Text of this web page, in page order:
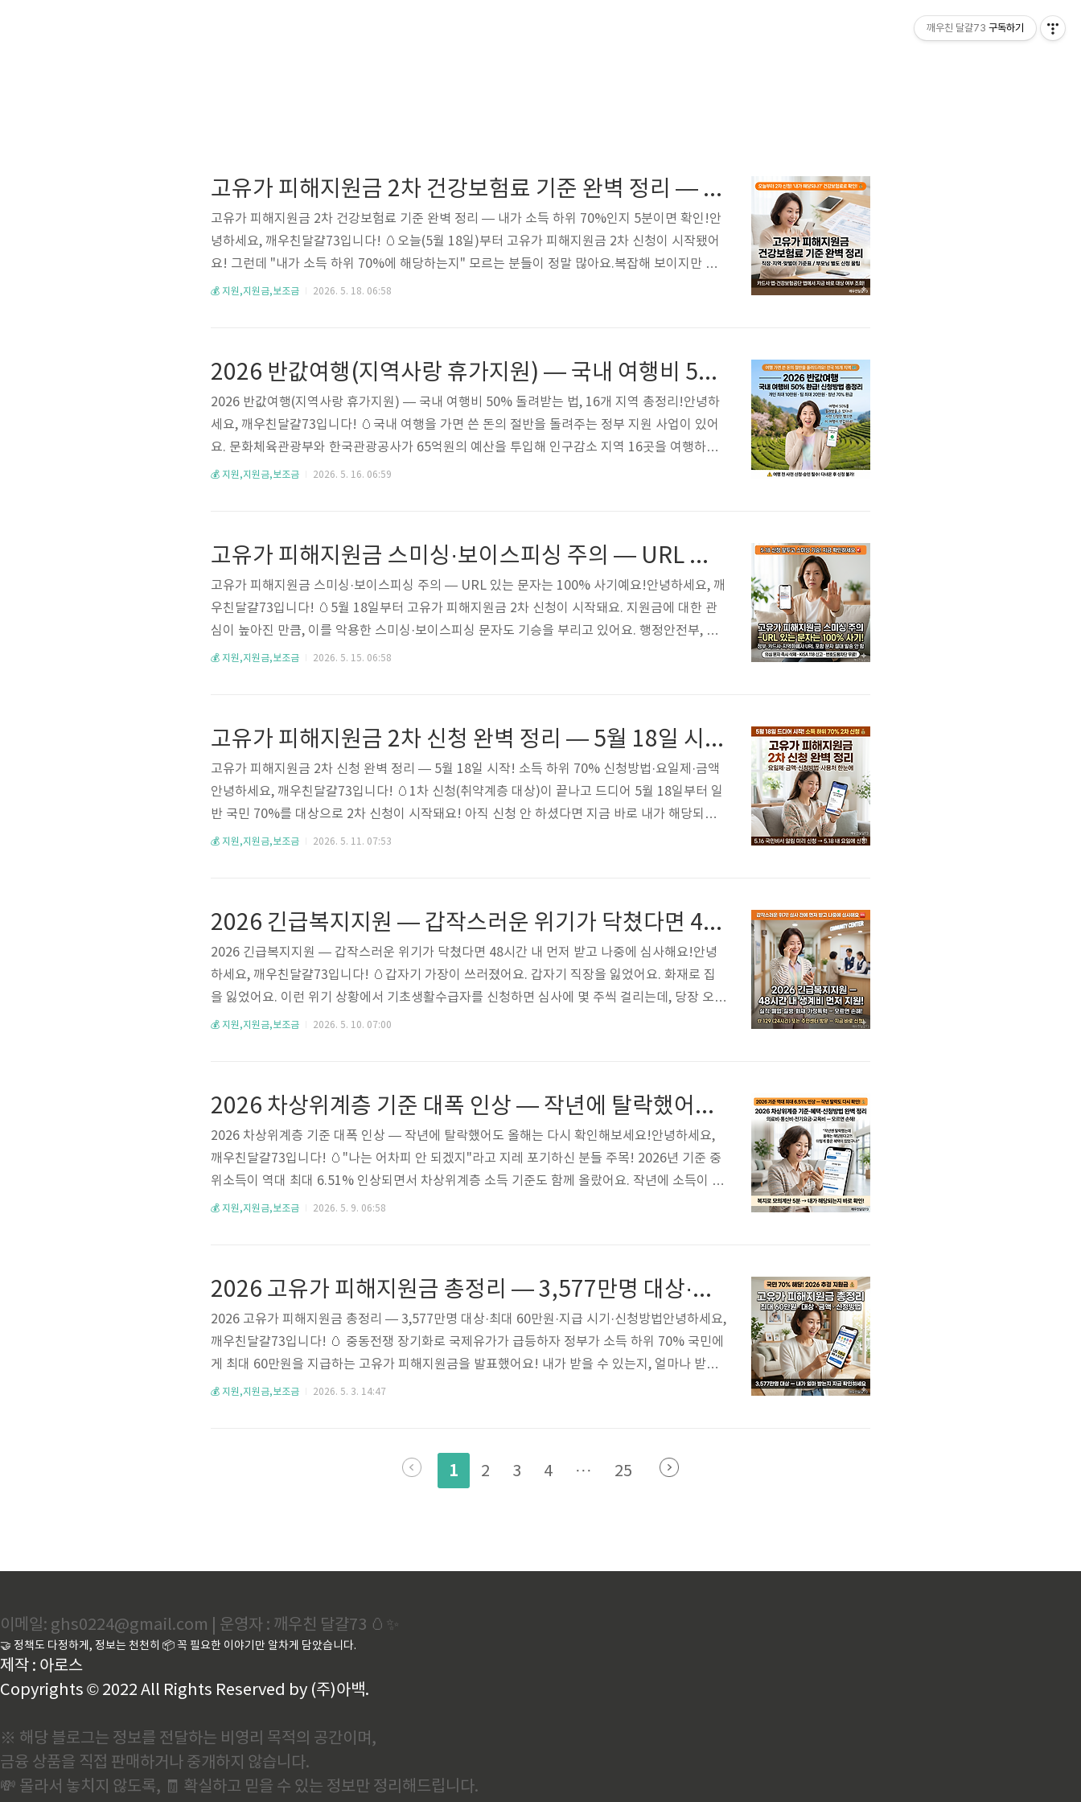
고유가 피해지원금 2차 건강보험료 기준 완벽 정리 — 내가 소득 하위 70%인지 5분이면 확인!
고유가 피해지원금 2차 건강보험료 기준 완벽 정리 — 내가 소득 하위 70%인지 5분이면 확인!안
녕하세요, 깨우친달걀73입니다! 🥚오늘(5월 18일)부터 고유가 피해지원금 2차 신청이 시작됐어
요! 그런데 "내가 소득 하위 70%에 해당하는지" 모르는 분들이 정말 많아요.복잡해 보이지만 기
준은 딱 하나예요. 2026년 3월에 납부한 건강보험료예요. 오늘 내 건강보험료를 확인하고 바로 신
💰 지원,지원금,보조금 2026. 5. 18. 06:58
2026 반값여행(지역사랑 휴가지원) — 국내 여행비 50% 돌려받는 법, 16개 지역 총정리!
2026 반값여행(지역사랑 휴가지원) — 국내 여행비 50% 돌려받는 법, 16개 지역 총정리!안녕하
세요, 깨우친달걀73입니다! 🥚국내 여행을 가면 쓴 돈의 절반을 돌려주는 정부 지원 사업이 있어
요. 문화체육관광부와 한국관광공사가 65억원의 예산을 투입해 인구감소 지역 16곳을 여행하면
여행비의 50%를 모바일 지역사랑상품권으로 환급해줘요! 개인 최대 10만원, 2인 이상 팀은 최대
0% 환급 (..
💰 지원,지원금,보조금 2026. 5. 16. 06:59
고유가 피해지원금 스미싱·보이스피싱 주의 — URL 있는 문자는 100% 사기예요!
고유가 피해지원금 스미싱·보이스피싱 주의 — URL 있는 문자는 100% 사기예요!안녕하세요, 깨
우친달걀73입니다! 🥚5월 18일부터 고유가 피해지원금 2차 신청이 시작돼요. 지원금에 대한 관
심이 높아진 만큼, 이를 악용한 스미싱·보이스피싱 문자도 기승을 부리고 있어요. 행정안전부, 이
동통신 3사, KISA(한국인터넷진흥원) 모두 강력하게 경고하고 있어요. 핵심은 딱 하나예요. "정부
미싱 의심 신고: ..
💰 지원,지원금,보조금 2026. 5. 15. 06:58
고유가 피해지원금 2차 신청 완벽 정리 — 5월 18일 시작! 소득 하위 70% 신청방법·요일제·금액
고유가 피해지원금 2차 신청 완벽 정리 — 5월 18일 시작! 소득 하위 70% 신청방법·요일제·금액
안녕하세요, 깨우친달걀73입니다! 🥚1차 신청(취약계층 대상)이 끝나고 드디어 5월 18일부터 일
반 국민 70%를 대상으로 2차 신청이 시작돼요! 아직 신청 안 하셨다면 지금 바로 내가 해당되는
지 확인하고 미리 준비해두세요. 신청 다음 날 바로 포인트가 충전되고, 8월 31일까지 동네 소상공
💰 지원,지원금,보조금 2026. 5. 11. 07:53
2026 긴급복지지원 — 갑작스러운 위기가 닥쳤다면 48시간 내 먼저 받고 나중에 심사해요!
2026 긴급복지지원 — 갑작스러운 위기가 닥쳤다면 48시간 내 먼저 받고 나중에 심사해요!안녕
하세요, 깨우친달걀73입니다! 🥚갑자기 가장이 쓰러졌어요. 갑자기 직장을 잃었어요. 화재로 집
을 잃었어요. 이런 위기 상황에서 기초생활수급자를 신청하면 심사에 몇 주씩 걸리는데, 당장 오늘
먹을 것도 없다면 어떻게 해야 할까요? 바로 이럴 때 쓰는 제도가 긴급복지지원이에요. 심사 전에
소득 기준: 월 192만 ..
💰 지원,지원금,보조금 2026. 5. 10. 07:00
2026 차상위계층 기준 대폭 인상 — 작년에 탈락했어도 올해는 다시 확인해보세요!
2026 차상위계층 기준 대폭 인상 — 작년에 탈락했어도 올해는 다시 확인해보세요!안녕하세요,
깨우친달걀73입니다! 🥚"나는 어차피 안 되겠지"라고 지레 포기하신 분들 주목! 2026년 기준 중
위소득이 역대 최대 6.51% 인상되면서 차상위계층 소득 기준도 함께 올랐어요. 작년에 소득이 조
금 초과해서 탈락하셨던 분도, 올해는 새 기준으로 해당될 수 있어요. 차상위계층이 되면 의료비부
구 기준: ..
💰 지원,지원금,보조금 2026. 5. 9. 06:58
2026 고유가 피해지원금 총정리 — 3,577만명 대상·최대 60만원·지급 시기·신청방법
2026 고유가 피해지원금 총정리 — 3,577만명 대상·최대 60만원·지급 시기·신청방법안녕하세요,
깨우친달걀73입니다! 🥚 중동전쟁 장기화로 국제유가가 급등하자 정부가 소득 하위 70% 국민에
게 최대 60만원을 지급하는 고유가 피해지원금을 발표했어요! 내가 받을 수 있는지, 얼마나 받는
지 지금 바로 확인해보세요 😊📌 고유가 피해지원금 핵심 요약• 대상: 소득 하위 70% 약 3,577만
가구): 5월~6월 신청 후 지급• 추경 규모: 26조 2,000억원 / 지원금 예산 4조 8,0..
💰 지원,지원금,보조금 2026. 5. 3. 14:47
1 2 3 4 ··· 25
깨우친 달걀73 구독하기
이메일: ghs0224@gmail.com | 운영자 : 깨우친 달걀73 🥚✨
🤝 정책도 다정하게, 정보는 천천히 📦 꼭 필요한 이야기만 알차게 담았습니다.
제작 : 아로스
Copyrights © 2022 All Rights Reserved by (주)아백.
※ 해당 블로그는 정보를 전달하는 비영리 목적의 공간이며,
금융 상품을 직접 판매하거나 중개하지 않습니다.
💸 몰라서 놓치지 않도록, 🧾 확실하고 믿을 수 있는 정보만 정리해드립니다.